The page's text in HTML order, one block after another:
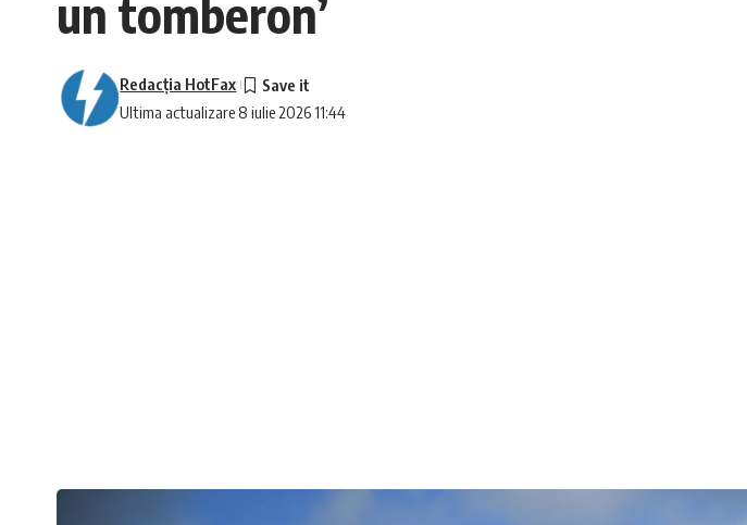
un tomberon’
Ultima actualizare 8 iulie 2026 11:44
Redacţia HotFax